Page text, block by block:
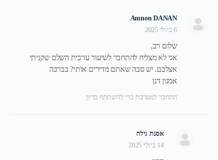
Amnon DANAN
6 ביולי 2025
שלום רב,
אני לא מצליח להתחבר לשיעור ערבית השלם שקניתי
אצלכם. יש סבה שאתם מדירים אותי? בברכה
אמנון דנן
התחבר למערכת כדי להשתתף בדיון
אסנת גילה
14 ביולי 2025